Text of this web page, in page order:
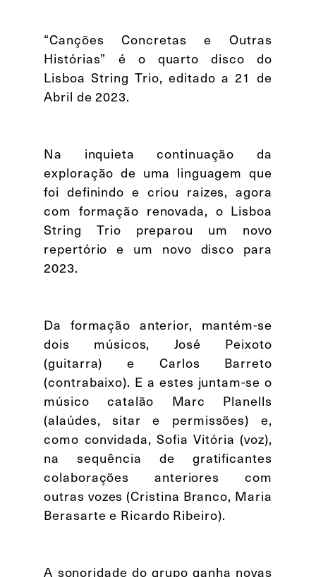
“Canções Concretas e Outras
Histórias” é o quarto disco do
Lisboa String Trio, editado a 21 de
Abril de 2023.
Na inquieta continuação da
exploração de uma linguagem que
foi definindo e criou raizes, agora
com formação renovada, o Lisboa
String Trio preparou um novo
repertório e um novo disco para
2023.
Da formação anterior, mantém-se
dois músicos, José Peixoto
(guitarra) e Carlos Barreto
(contrabaixo). E a estes juntam-se o
músico catalão Marc Planells
(alaúdes, sitar e permissões) e,
como convidada, Sofia Vitória (voz),
na sequência de gratificantes
colaborações anteriores com
outras vozes (Cristina Branco, Maria
Berasarte e Ricardo Ribeiro).
A sonoridade do grupo ganha novas